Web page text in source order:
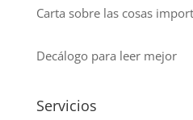
Carta sobre las cosas
Decálogo para leer mejor
Servicios